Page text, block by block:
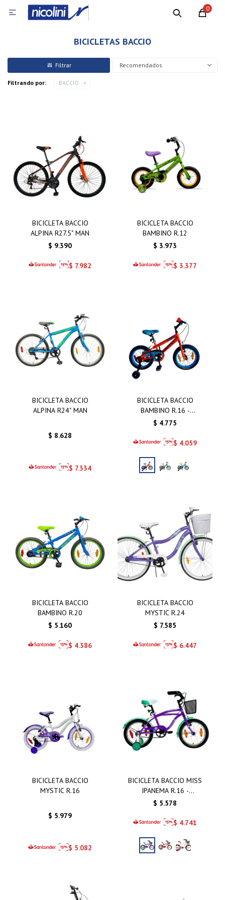
0

BICICLETAS BACCIO
Recomendados
Filtrando por: BACCIO
BICICLETA BACCIO
ALPINA R27.5" MAN
$ 9.390
$ 7.982
BICICLETA BACCIO
BAMBINO R.12
$ 3.973
$ 3.377
BICICLETA BACCIO
ALPINA R24" MAN
$ 8.628
$ 7.334
BICICLETA BACCIO
BAMBINO R.16 -
BICICLETA BACCIO
$ 4.775
$ 4.059
BICICLETA BACCIO
BAMBINO R.20
$ 5.160
$ 4.386
BICICLETA BACCIO
MYSTIC R.24
$ 7.585
$ 6.447
BICICLETA BACCIO
MYSTIC R.16
$ 5.979
$ 5.082
BICICLETA BACCIO MISS
IPANEMA R.16 -
BICICLETA BACCIO MISS
$ 5.578
$ 4.741